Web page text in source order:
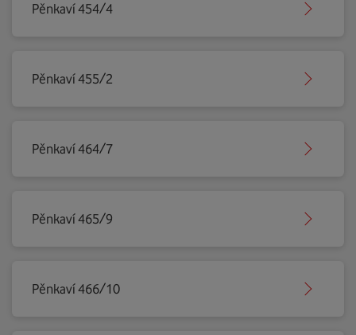
Pěnkaví 454/4
Pěnkaví 455/2
Pěnkaví 464/7
Pěnkaví 465/9
Pěnkaví 466/10